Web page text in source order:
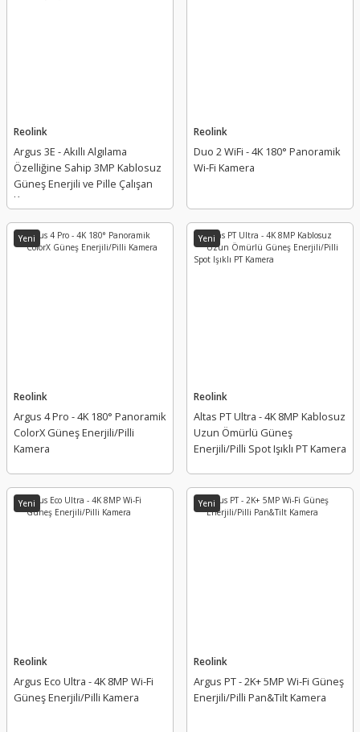
Reolink
Argus 3E - Akıllı Algılama
Özelliğine Sahip 3MP Kablosuz
Güneş Enerjili ve Pille Çalışan
Kamera
Reolink
Duo 2 WiFi - 4K 180° Panoramik
Wi-Fi Kamera
Yeni
Reolink
Argus 4 Pro - 4K 180° Panoramik
ColorX Güneş Enerjili/Pilli
Kamera
Yeni
Reolink
Altas PT Ultra - 4K 8MP Kablosuz
Uzun Ömürlü Güneş
Enerjili/Pilli Spot Işıklı PT Kamera
Yeni
Reolink
Argus Eco Ultra - 4K 8MP Wi-Fi
Güneş Enerjili/Pilli Kamera
Yeni
Reolink
Argus PT - 2K+ 5MP Wi-Fi Güneş
Enerjili/Pilli Pan&Tilt Kamera